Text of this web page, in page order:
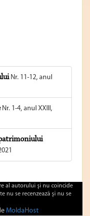
Nr. 11-12, anul
Nr. 1-4, anul XXIII,
al autorului şi nu coincide
nu se recenzează şi nu se
MoldaHost